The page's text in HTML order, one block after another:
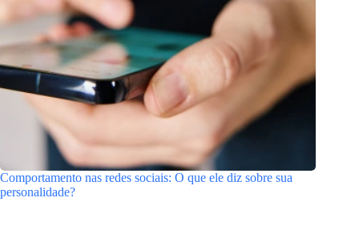
Comportamento nas redes sociais: O que ele diz sobre sua
personalidade?